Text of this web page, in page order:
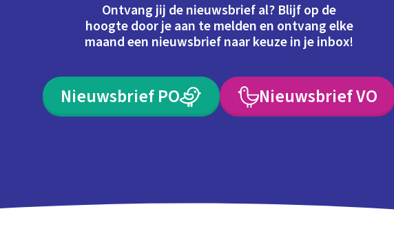
Ontvang jij de nieuwsbrief al? Blijf op de
hoogte door je aan te melden en ontvang elke
maand een nieuwsbrief naar keuze in je inbox!
Nieuwsbrief PO Nieuwsbrief VO